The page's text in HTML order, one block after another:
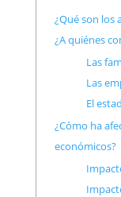
¿Qué son los
¿A quiénes
Las
Las
El
¿Cómo ha
económicos?